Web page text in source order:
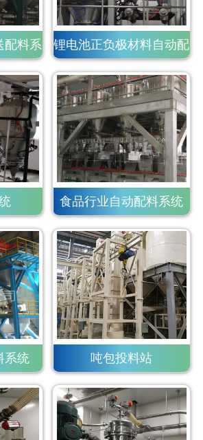
配料系
锂电池正负极材料自动配
料系统
食品行业自动配料系统
系统 吨包投料站